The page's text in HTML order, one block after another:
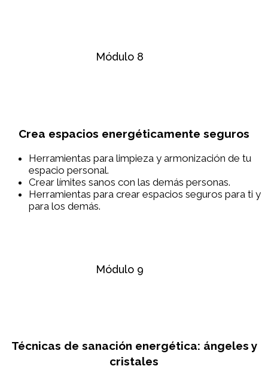
Módulo 8
Crea espacios energéticamente seguros
Herramientas para limpieza y armonización de tu
espacio personal.
Crear límites sanos con las demás personas.
Herramientas para crear espacios seguros para ti y
para los demás.
Módulo 9
Técnicas de sanación energética: ángeles y
cristales